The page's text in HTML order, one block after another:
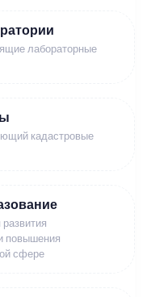
лабораторные
кадастровые
повышения
сфере